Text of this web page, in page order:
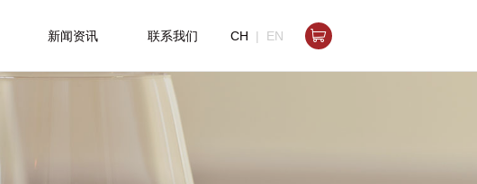
新闻资讯 联系我们 CH | EN 